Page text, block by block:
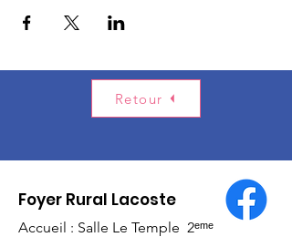
Retour
Foyer Rural Lacoste
Accueil : Salle Le Temple 2ᵉᵐᵉ